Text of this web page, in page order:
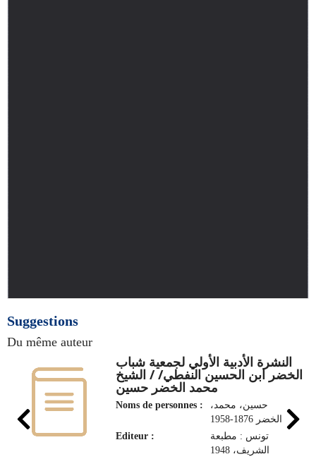
Suggestions
Du même auteur
النشرة الأدبية الأولي لجمعية شباب
الخضر ابن الحسين النفطي/ / الشيخ
محمد الخضر حسين
Noms de personnes :
،حسين، محمد
الخضر 1876-1958
Editeur :
تونس : مطبعة
الشريف، 1948